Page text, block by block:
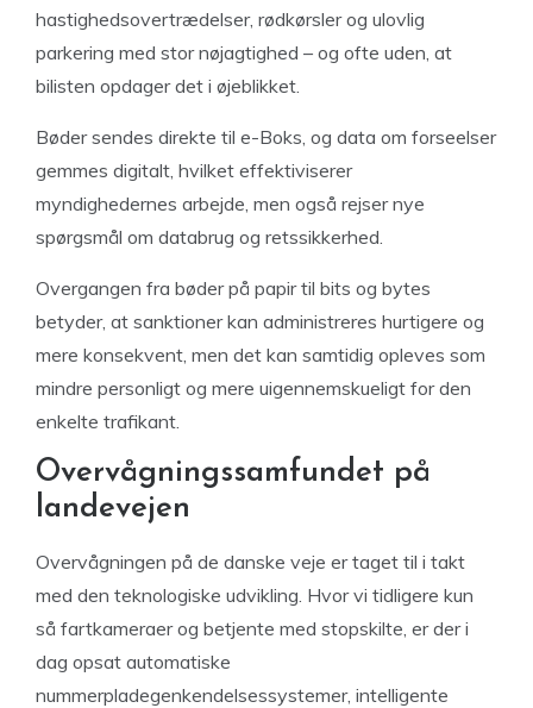
hastighedsovertrædelser, rødkørsler og ulovlig
parkering med stor nøjagtighed – og ofte uden, at
bilisten opdager det i øjeblikket.
Bøder sendes direkte til e-Boks, og data om forseelser
gemmes digitalt, hvilket effektiviserer
myndighedernes arbejde, men også rejser nye
spørgsmål om databrug og retssikkerhed.
Overgangen fra bøder på papir til bits og bytes
betyder, at sanktioner kan administreres hurtigere og
mere konsekvent, men det kan samtidig opleves som
mindre personligt og mere uigennemskueligt for den
enkelte trafikant.
Overvågningssamfundet på
landevejen
Overvågningen på de danske veje er taget til i takt
med den teknologiske udvikling. Hvor vi tidligere kun
så fartkameraer og betjente med stopskilte, er der i
dag opsat automatiske
nummerpladegenkendelsessystemer, intelligente